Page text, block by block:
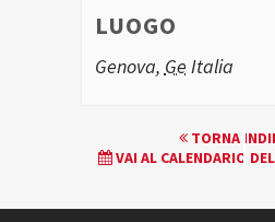
LUOGO
Genova, Ge Italia
EVENTO
NAVIGATION
TORNA
VAI AL CALENDARIO